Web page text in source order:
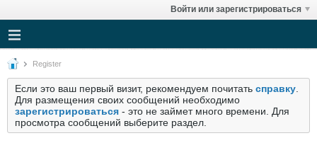
Войти или зарегистрироваться
Register
Если это ваш первый визит, рекомендуем почитать справку
Для размещения своих сообщений необходимо
зарегистрироваться - это не займет много времени. Для
просмотра сообщений выберите раздел.